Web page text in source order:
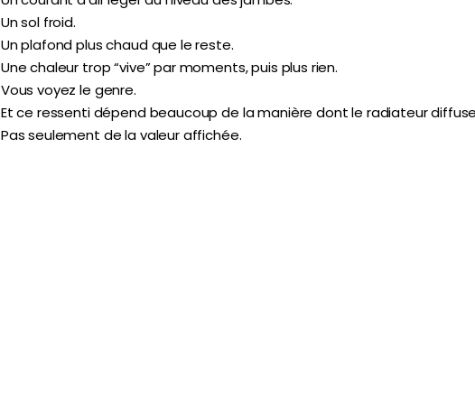
Un sol froid.
Un plafond plus chaud que le reste.
Une chaleur trop “vive” par moments, puis plus rien.
Vous voyez le genre.
Et ce ressenti dépend beaucoup de la manière dont le radiateur
Pas seulement de la valeur affichée.